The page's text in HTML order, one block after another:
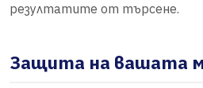
резултатите от търсене.
Защита на вашата